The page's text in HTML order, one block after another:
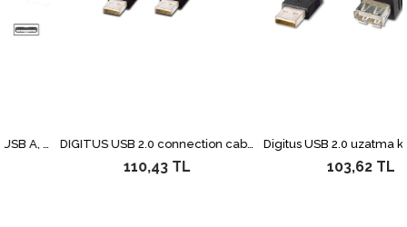
USB 2.0 Uzatma Kablosu, USB A, Erkek - USB A Dişi, AWG 28, 5 metre, USB 2.0 uyumlu, UL, siyah renk DIGITUS USB 2.0 connection cable, type A M/M, 3.0m, USB 2.0 compatible, bl
110,43 TL 103,62 TL